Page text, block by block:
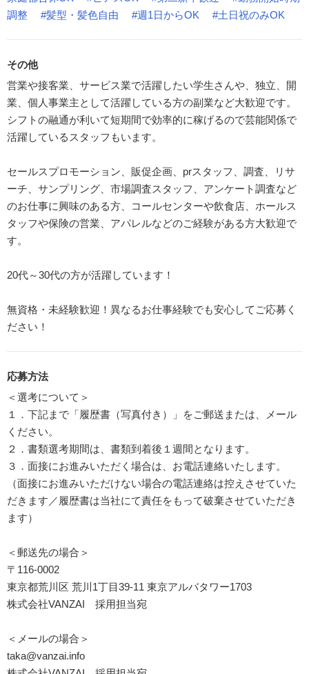
調整
#髪型・髪色自由 #週1日からOK #土日祝のみOK
その他
営業や接客業、サービス業で活躍したい学生さんや、独立、開
業、個人事業主として活躍している方の副業など大歓迎です。
シフトの融通が利いて短期間で効率的に稼げるので芸能関係で
活躍しているスタッフもいます。
セールスプロモーション、販促企画、prスタッフ、調査、リサ
ーチ、サンプリング、市場調査スタッフ、アンケート調査など
のお仕事に興味のある方、コールセンターや飲食店、ホールス
タッフや保険の営業、アパレルなどのご経験がある方大歓迎で
す。
20代～30代の方が活躍しています！
無資格・未経験歓迎！異なるお仕事経験でも安心してご応募く
ださい！
応募方法
＜選考について＞
１．下記まで「履歴書（写真付き）」をご郵送または、メール
ください。
２．書類選考期間は、書類到着後１週間となります。
３．面接にお進みいただく場合は、お電話連絡いたします。
（面接にお進みいただけない場合の電話連絡は控えさせていた
だきます／履歴書は当社にて責任をもって破棄させていただき
ます）
＜郵送先の場合＞
〒116-0002
東京都荒川区 荒川1丁目39-11 東京アルバタワー1703
株式会社VANZAI 採用担当宛
＜メールの場合＞
taka@vanzai.info